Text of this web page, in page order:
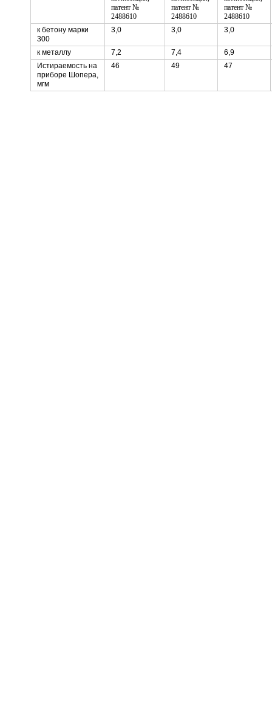
к бетону марки
300
3,0 3,0 3,0
к металлу 7,2 7,4
6,9
Истираемость на
приборе Шопера,
мгм
46 49 47